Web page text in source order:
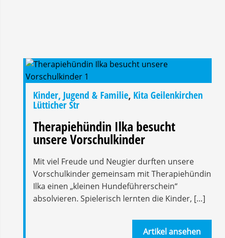
Kinder, Jugend & Familie, Kita Geilenkirchen
Lütticher Str
Therapiehündin Ilka besucht
unsere Vorschulkinder
Mit viel Freude und Neugier durften unsere
Vorschulkinder gemeinsam mit Therapiehündin
Ilka einen „kleinen Hundeführerschein“
absolvieren. Spielerisch lernten die Kinder, […]
Artikel ansehen